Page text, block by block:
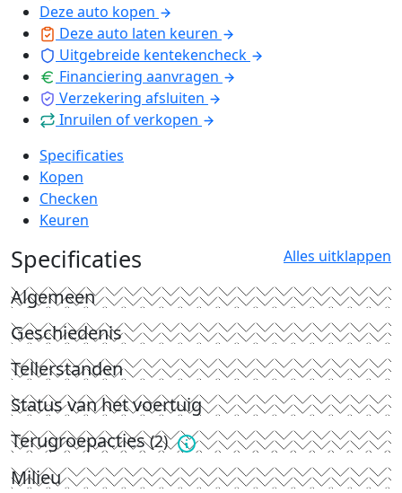
Deze auto kopen
Deze auto laten keuren
Uitgebreide kentekencheck
Financiering aanvragen
Verzekering afsluiten
Inruilen of verkopen
Specificaties
Kopen
Checken
Keuren
Specificaties Alles uitklappen
Algemeen
Geschiedenis
Tellerstanden
Status van het voertuig
Terugroepacties(2)
Milieu